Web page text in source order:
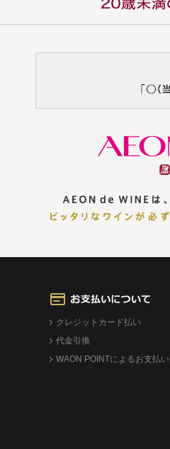
クレジットカード払い
代金引換
WAON POINTによるお支払い